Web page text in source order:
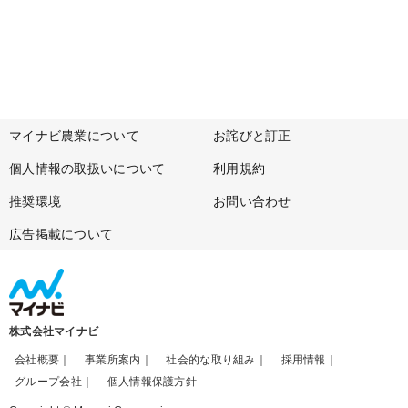
マイナビ農業について お詫びと訂正
個人情報の取扱いについて 利用規約
推奨環境 お問い合わせ
広告掲載について
株式会社マイナビ
会社概要 事業所案内 社会的な取り組み
採用情報
グループ会社
個人情報保護方針